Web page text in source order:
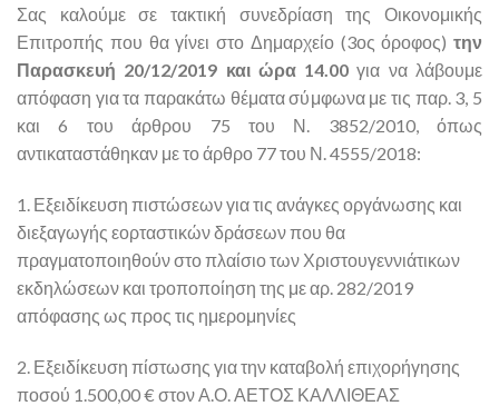
Σας καλούμε σε τακτική συνεδρίαση της Οικονομικής
Επιτροπής που θα γίνει στο Δημαρχείο (3ος όροφος) την
Παρασκευή 20/12/2019 και ώρα 14.00 για να λάβουμε
απόφαση για τα παρακάτω θέματα σύμφωνα με τις παρ. 3, 5
και 6 του άρθρου 75 του Ν. 3852/2010, όπως
αντικαταστάθηκαν με το άρθρο 77 του Ν. 4555/2018:
1. Εξειδίκευση πιστώσεων για τις ανάγκες οργάνωσης και
διεξαγωγής εορταστικών δράσεων που θα
πραγματοποιηθούν στο πλαίσιο των Χριστουγεννιάτικων
εκδηλώσεων και τροποποίηση της με αρ. 282/2019
απόφασης ως προς τις ημερομηνίες
2. Εξειδίκευση πίστωσης για την καταβολή επιχορήγησης
ποσού 1.500,00 € στον Α.Ο. ΑΕΤΟΣ ΚΑΛΛΙΘΕΑΣ